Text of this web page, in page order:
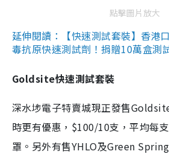
點擊圖片放大
延伸閱讀：【快速測試套裝】香港
毒抗原快速測試劑！捐贈10萬盒測
Goldsite快速測試套裝
深水埗電子特賣城現正發售
時更有優惠，$100/10支，平均每
罩。另外有售YHLO及Green